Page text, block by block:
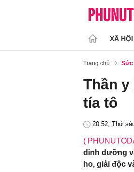
XÃ HỘI
Trang chủ Sức
Thần
tía tô
20:52, Thứ
(
dinh dưỡng
ho, giải độc